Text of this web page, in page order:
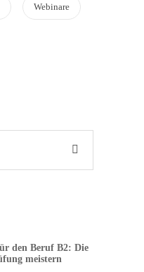
Webinare
den Beruf B2: Die
meistern